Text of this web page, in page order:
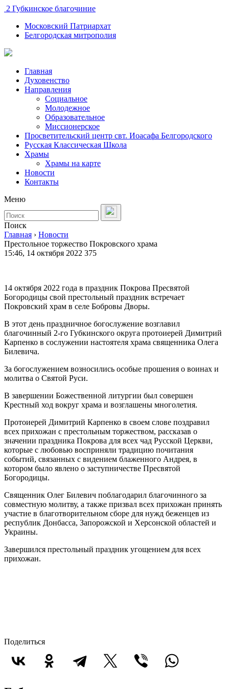
2 Губкинское благочиние
Московский Патриархат
Белгородская митрополия
Главная
Духовенство
Направления
Социальное
Молодежное
Образовательное
Миссионерское
Просветительский центр свт. Иоасафа Белгородского
Русская Классическая Школа
Храмы
Храмы на карте
Новости
Контакты
Меню
Поиск
Главная › Новости
Престольное торжество Покровского храма
15:46, 14 октября 2022 375
14 октября 2022 года в праздник Покрова Пресвятой
Богородицы свой престольный праздник встречает
Покровский храм в селе Бобровы Дворы.
В этот день праздничное богослужение возглавил
благочинный 2-го Губкинского округа протоиерей Димитрий
Карпенко в сослужении настоятеля храма священника Олега
Билевича.
За богослужением возносились особые прошения о воинах и
молитва о Святой Руси.
В завершении Божественной литургии был совершен
Крестный ход вокруг храма и возглашены многолетия.
Протоиерей Димитрий Карпенко в своем слове поздравил
всех прихожан с престольным торжеством, рассказав о
значении праздника Покрова для всех чад Русской Церкви,
которые с любовью восприняли традицию почитания
событий, связанных с видением блаженного Андрея, в
котором было явлено о заступничестве Пресвятой
Богородицы.
Священник Олег Билевич поблагодарил благочинного за
совместную молитву, а также призвал всех прихожан принять
участие в благотворительном сборе для нужд беженцев из
республик Донбасса, Запорожской и Херсонской областей и
Украины.
Завершился престольный праздник угощением для всех
прихожан.
Поделиться